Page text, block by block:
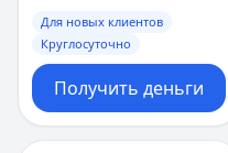
Для новых клиентов
Круглосуточно
Получить деньги